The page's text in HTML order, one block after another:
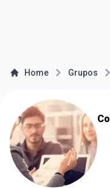
Home Grupos